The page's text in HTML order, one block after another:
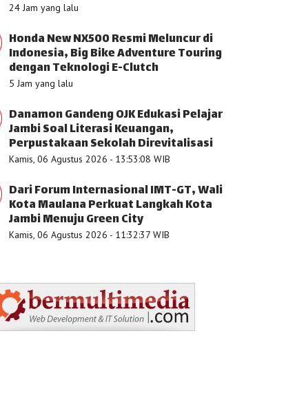
24 Jam yang lalu
Honda New NX500 Resmi Meluncur di
Indonesia, Big Bike Adventure Touring
dengan Teknologi E-Clutch
5 Jam yang lalu
Danamon Gandeng OJK Edukasi Pelajar
Jambi Soal Literasi Keuangan,
Perpustakaan Sekolah Direvitalisasi
Kamis, 06 Agustus 2026 - 13:53:08 WIB
Dari Forum Internasional IMT-GT, Wali
Kota Maulana Perkuat Langkah Kota
Jambi Menuju Green City
Kamis, 06 Agustus 2026 - 11:32:37 WIB